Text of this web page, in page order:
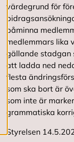
A
v
v
i
s
a
a
l
l
a
c
värdegrund för
påminna
medlemmars lika
gällande stadgan
att ladda ned
flesta
som ska bort är
som inte är
grammatiska
Styrelsen